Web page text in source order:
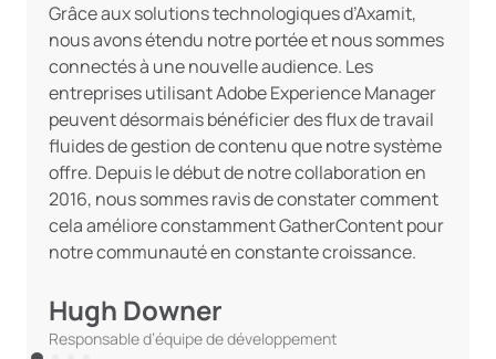
Grâce aux solutions technologiques d’Axamit,
nous avons étendu notre portée et nous sommes
connectés à une nouvelle audience. Les
entreprises utilisant Adobe Experience Manager
peuvent désormais bénéficier des flux de travail
fluides de gestion de contenu que notre système
offre. Depuis le début de notre collaboration en
2016, nous sommes ravis de constater comment
cela améliore constamment GatherContent pour
notre communauté en constante croissance.
Hugh Downer
Responsable d’équipe de développement